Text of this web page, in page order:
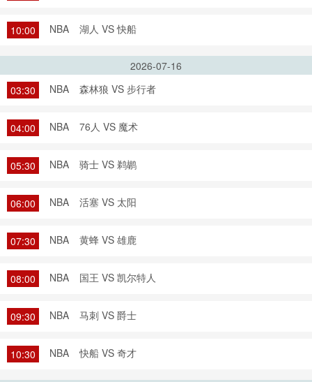
10:00 NBA 湖人 VS 快船
2026-07-16
03:30
NBA 森林狼 VS 步行者
04:00 NBA 76人 VS 魔术
05:30 NBA 骑士 VS 鹈鹕
06:00 NBA 活塞 VS 太阳
07:30 NBA 黄蜂 VS 雄鹿
08:00 NBA 国王 VS 凯尔特人
09:30 NBA 马刺 VS 爵士
10:30 NBA 快船 VS 奇才